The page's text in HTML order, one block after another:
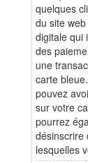
quelques
du site
digitale qui
des
une
carte
pouvez
sur votre
pourrez
désinscrire
lesquelles